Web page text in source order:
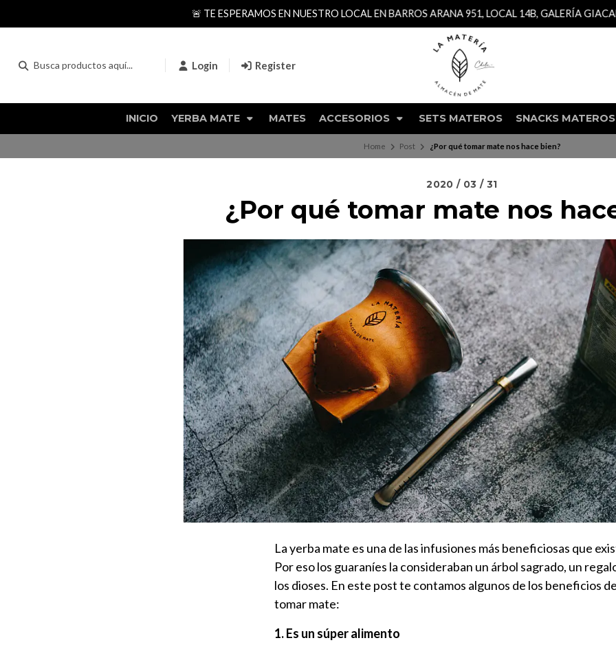
Login Register
INICIO YERBA MATE MATES ACCESORIOS SETS MATEROS SNACKS MATEROS
🚨 TE ESPERAMOS EN NUESTRO LOCAL EN BARROS ARANA 951, LOCAL 14B, GALERÍA
Home Post ¿Por qué tomar mate nos hace bien?
2020 / 03 / 31
¿Por qué tomar mate nos
La yerba mate es una de las infusiones más beneficiosas que
Por eso los guaraníes la consideraban un árbol sagrado, un
los dioses. En este post te contamos algunos de los beneficios de
tomar mate:
1. Es un súper alimento